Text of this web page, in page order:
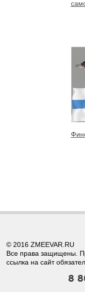
© 2016 ZMEEVAR.RU
Все права защищены.
ссылка на сайт
8